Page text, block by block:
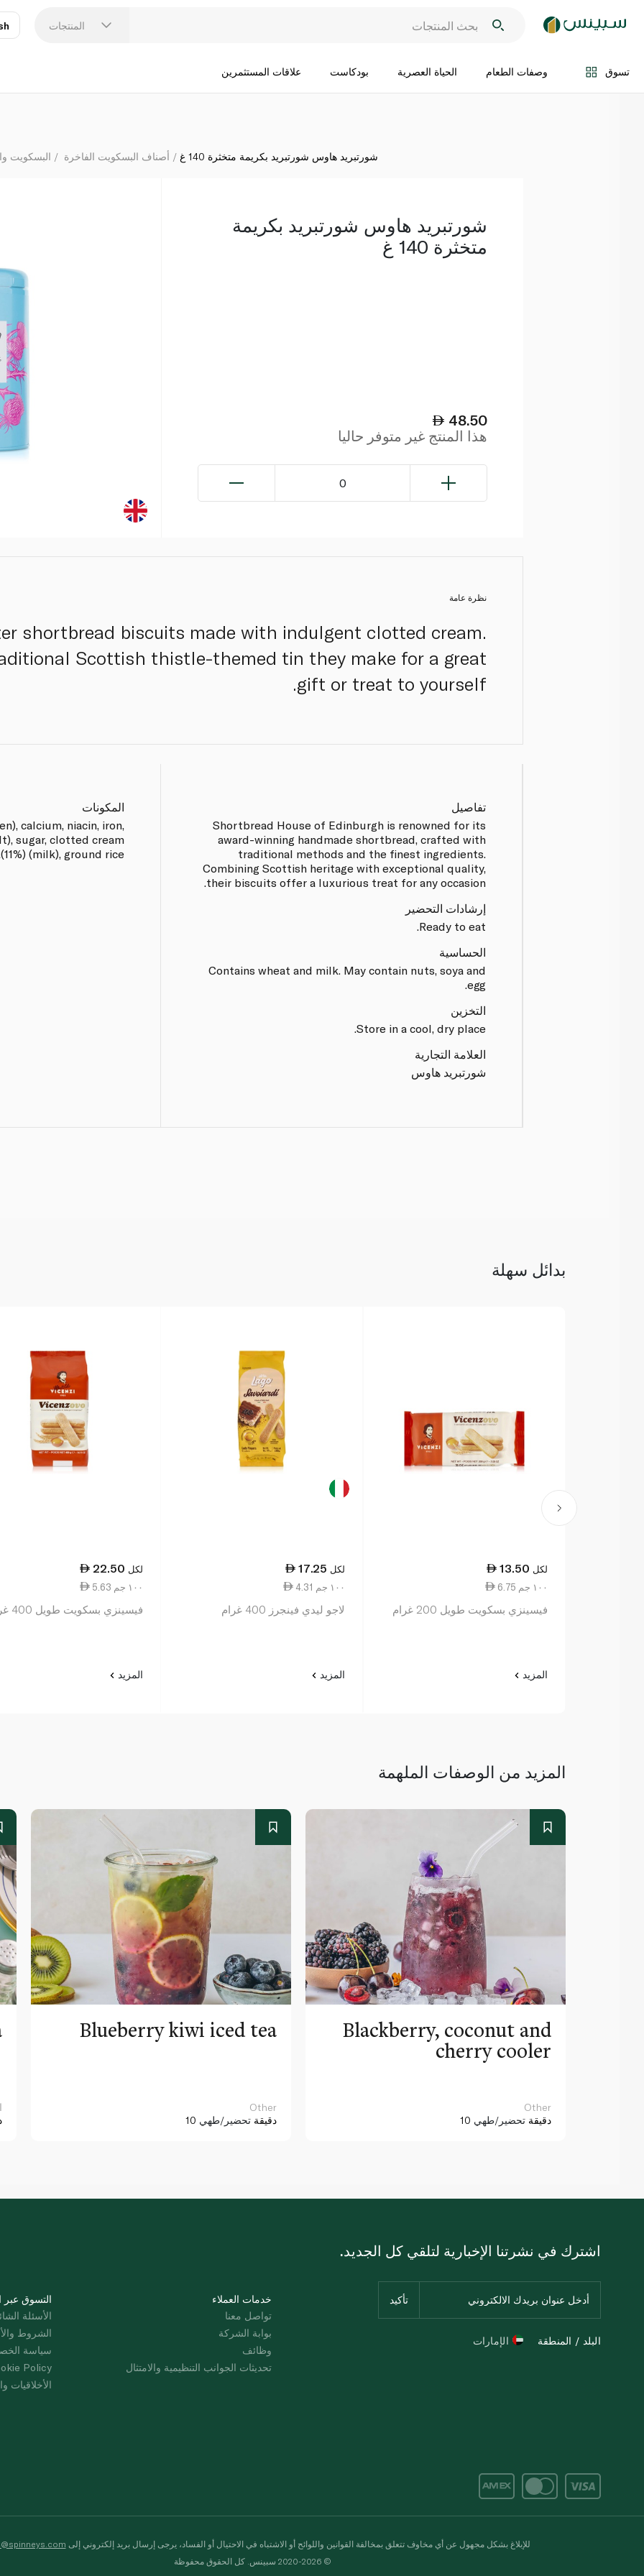
المنتجات
تسوق وصفات الطعام الحياة العصرية بودكاست علاقات المستثمرين
اضف الى السلة
البسكويت أصناف البسكويت الفاخرة شورتبريد هاوس شورتبريد بكريمة متخثرة 140 غ
شورتبريد هاوس شورتبريد بكريمة
متخثرة 140 غ
48.50
هذا المنتج غير متوفر حاليا
0
نظرة عامة
shortbread biscuits made with indulgent clotted cream.
Scottish thistle-themed tin they make for a great
gift or treat to yourself.
تفاصيل
Shortbread House of Edinburgh is renowned for its
award-winning handmade shortbread, crafted with
traditional methods and the finest ingredients.
Combining Scottish heritage with exceptional quality,
their biscuits offer a luxurious treat for any occasion.
إرشادات التحضير
Ready to eat.
الحساسية
Contains wheat and milk. May contain nuts, soya and
egg.
التخزين
Store in a cool, dry place.
العلامة التجارية
شورتبريد هاوس
المكونات
calcium, niacin, iron,
sugar, clotted cream
(11%) (milk), ground rice.
بدائل سهلة
13.50 لكل
6.75 ١٠٠ جم
فيسينزي بسكويت طويل 200 غرام
المزيد
17.25 لكل
4.31 ١٠٠ جم
لاجو ليدي فينجرز 400 غرام
المزيد
22.50 لكل
5.63 ١٠٠ جم
فيسينزي بسكويت طويل 400 غرام
المزيد
المزيد من الوصفات الملهمة
Blueberry kiwi iced tea
Other
10 دقيقة تحضير/طهي
Blackberry, coconut and
cherry cooler
Other
10 دقيقة تحضير/طهي
التسوق عبر
الأسئلة
الشروط
سياسة
Policy
الأخلاقيات
خدمات العملاء
تواصل معنا
بوابة الشركة
وظائف
تحديثات الجوانب التنظيمية والامتثال
اشترك في نشرتنا الإخبارية لتلقي كل الجديد.
البلد / المنطقة الإمارات
للإبلاغ بشكل مجهول عن أي مخاوف تتعلق بمخالفة القوانين واللوائح أو الاشتباه في الاحتيال أو الفساد، يرجى إرسال بريد إلكتروني إلى
© 2020-2026 سبينس. كل الحقوق محفوظة